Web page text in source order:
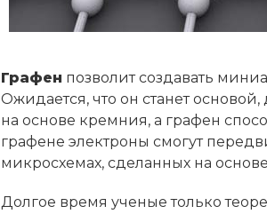
Графен позволит создавать
Ожидается, что он станет
на основе кремния, а графен
графене электроны смогут
микросхемах, сделанных на
Долгое время ученые только